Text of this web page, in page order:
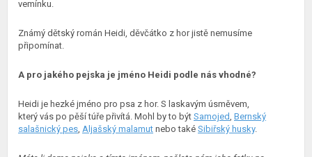
vemínku.
Známý dětský román Heidi, děvčátko z hor jistě nemusíme
připomínat.
A pro jakého pejska je jméno Heidi podle nás vhodné?
Heidi je hezké jméno pro psa z hor. S laskavým úsměvem,
který vás po pěší túře přivítá. Mohl by to být Samojed, Bernský
salašnický pes, Aljašský malamut nebo také Sibiřský husky.